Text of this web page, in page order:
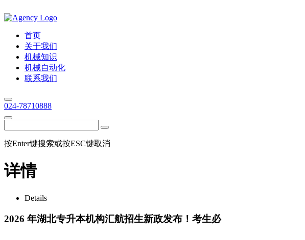
首页
关于我们
机械知识
机械自动化
联系我们
024-78710888
按Enter键搜索或按ESC键取消
详情
Details
2026 年湖北专升本机构汇航招生新政发布！考生必